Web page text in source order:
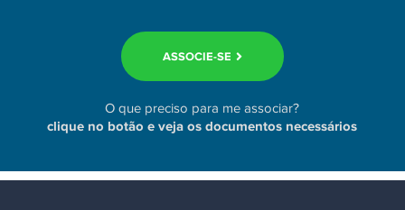
ASSOCIE-SE
O que preciso para me associar?
clique no botão e veja os documentos necessários